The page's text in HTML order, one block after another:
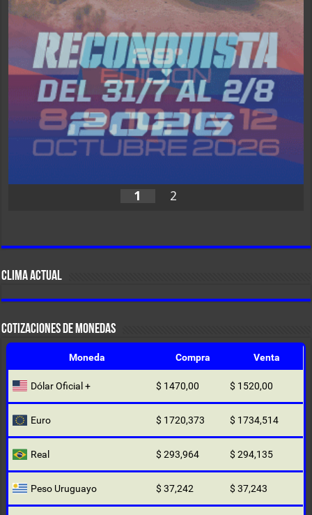
1 2
CLIMA ACTUAL
COTIZACIONES DE MONEDAS
Moneda Compra Venta
Dólar Oficial + $ 1470,00 $ 1520,00
Euro $ 1720,373 $ 1734,514
Real $ 293,964 $ 294,135
Peso Uruguayo $ 37,242 $ 37,243